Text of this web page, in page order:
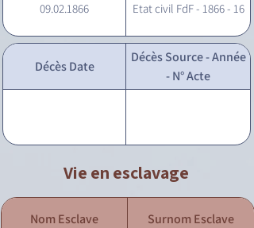
09.02.1866 Etat civil FdF - 1866 - 16
Décès Date
Décès Source - Année
- N° Acte
Vie en esclavage
Nom Esclave Surnom Esclave